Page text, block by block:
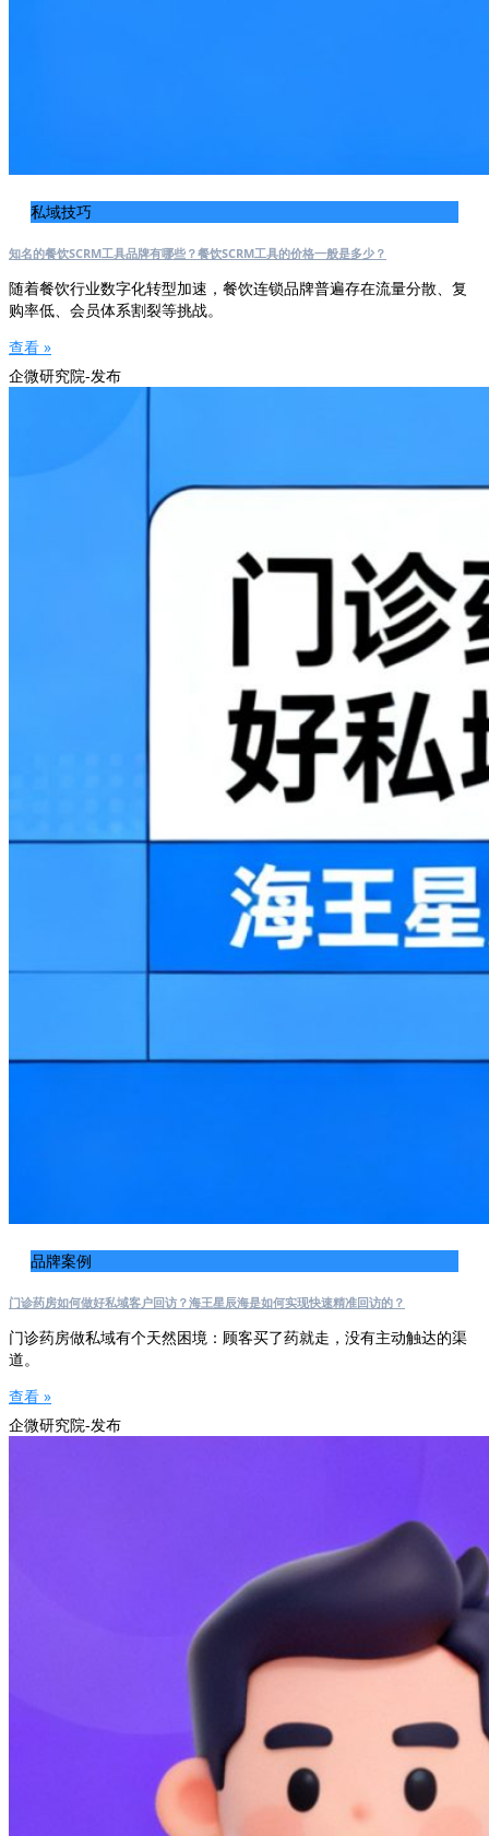
私域技巧
知名的餐饮SCRM工具品牌有哪些？餐饮SCRM工具的价格一般是多少？
随着餐饮行业数字化转型加速，餐饮连锁品牌普遍存在流量分散、复
购率低、会员体系割裂等挑战。
查看 »
企微研究院-发布
品牌案例
门诊药房如何做好私域客户回访？海王星辰海是如何实现快速精准回访的？
门诊药房做私域有个天然困境：顾客买了药就走，没有主动触达的渠
道。
查看 »
企微研究院-发布